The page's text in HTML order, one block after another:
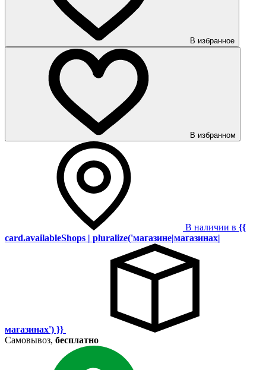
В избранное
В избранном
В наличии в {{
card.availableShops | pluralize('магазине|магазинах|
магазинах') }}
Самовывоз, бесплатно